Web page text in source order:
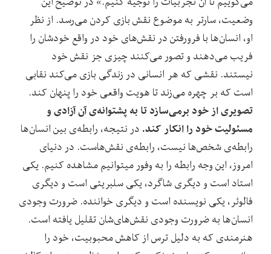
وضعیت، سارتر به موضوع نقش بازی کردن می‌رسد. از نظر
او، انسان‌ها با فرورفتن در نقش‌های خود در واقع خودشان را
فریب می‌دهند و تصور می‌کنند چیزی جز نقش خود
نیستند. نقشی که هر انسانی در زندگی بازی می‌کند نقابی
است که بر چهره می‌زند تا هویت واقعی خود را پنهان کند.
تصویری از خود بر‌می‌سازد تا به پشتوانه‌ی آن آزادی و
مسئولیت خود را انکار کند. در نتیجه، رابطه‌ی بین انسان‌ها
رابطه‌ی شخص‌ها نیست، رابطه‌ی نقش‌هاست. در دنیای
امروز، این وجه رابطه را به وفور میتوانیم مشاهده کنیم. یکی
استاد است و دیگری شاگرد، یکی سلبریتی است و دیگری
فالوئر، یکی نویسنده است و دیگری خواننده. ضرورت وجودی
انسان‌ها به ضرورت وجودی نقش‌های‌شان تقلیل یافته‌ است.
هنرمندی که به دلیل ترس از کاهش محبوبیت، خود را